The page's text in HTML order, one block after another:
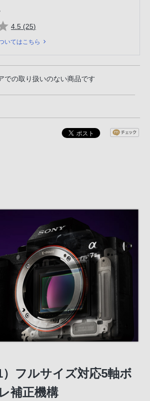
5つの星のうち
4.5 (25件のレビュー
)
いてはこちら
の取り扱いのない商品です
）フルサイズ対応5軸ボ
補正機構